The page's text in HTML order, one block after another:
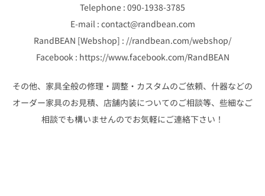
Telephone : 090-1938-3785
E-mail : contact@randbean.com
RandBEAN [Webshop] : //randbean.com/webshop/
Facebook : https://www.facebook.com/RandBEAN
その他、家具全般の修理・調整・カスタムのご依頼、什器などの
オーダー家具のお見積、店舗内装についてのご相談等、些細なご
相談でも構いませんのでお気軽にご連絡下さい！